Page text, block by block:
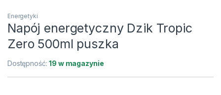
Energetyki
Napój energetyczny Dzik Tropic
Zero 500ml puszka
Dostępność:19 w magazynie